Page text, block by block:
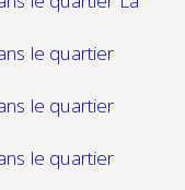
le quartier
le quartier
le quartier